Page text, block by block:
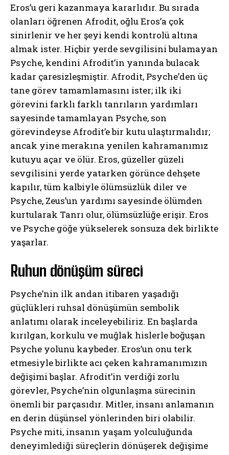
Eros’u geri kazanmaya kararlıdır. Bu sırada
olanları öğrenen Afrodit, oğlu Eros’a çok
sinirlenir ve her şeyi kendi kontrolü altına
almak ister. Hiçbir yerde sevgilisini bulamayan
Psyche, kendini Afrodit’in yanında bulacak
kadar çaresizleşmiştir. Afrodit, Psyche’den üç
tane görev tamamlamasını ister; ilk iki
görevini farklı farklı tanrıların yardımları
sayesinde tamamlayan Psyche, son
görevindeyse Afrodit’e bir kutu ulaştırmalıdır;
ancak yine merakına yenilen kahramanımız
kutuyu açar ve ölür. Eros, güzeller güzeli
sevgilisini yerde yatarken görünce dehşete
kapılır, tüm kalbiyle ölümsüzlük diler ve
Psyche, Zeus’un yardımı sayesinde ölümden
kurtularak Tanrı olur, ölümsüzlüğe erişir. Eros
ve Psyche göğe yükselerek sonsuza dek birlikte
yaşarlar.
Ruhun dönüşüm süreci
Psyche’nin ilk andan itibaren yaşadığı
güçlükleri ruhsal dönüşümün sembolik
anlatımı olarak inceleyebiliriz. En başlarda
kırılgan, korkulu ve muğlak hislerle boğuşan
Psyche yolunu kaybeder. Eros’un onu terk
etmesiyle birlikte acı çeken kahramanımızın
değişimi başlar. Afrodit’in verdiği zorlu
görevler, Psyche’nin olgunlaşma sürecinin
önemli bir parçasıdır. Mitler, insanı anlamanın
en derin düşünsel yönlerinden biri olabilir.
Psyche miti, insanın yaşam yolculuğunda
deneyimlediği süreçlerin dönüşerek değişime